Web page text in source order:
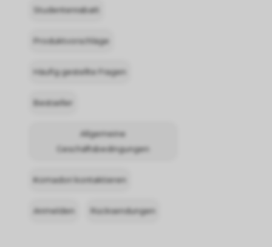
Studentenrabatt
Produktvorschläge
Häufig gestellte Fragen
Bestseller
Allgemeine
Geschäftsbedingungen
Komadori kontaktieren
Anmelden Rücksendungen